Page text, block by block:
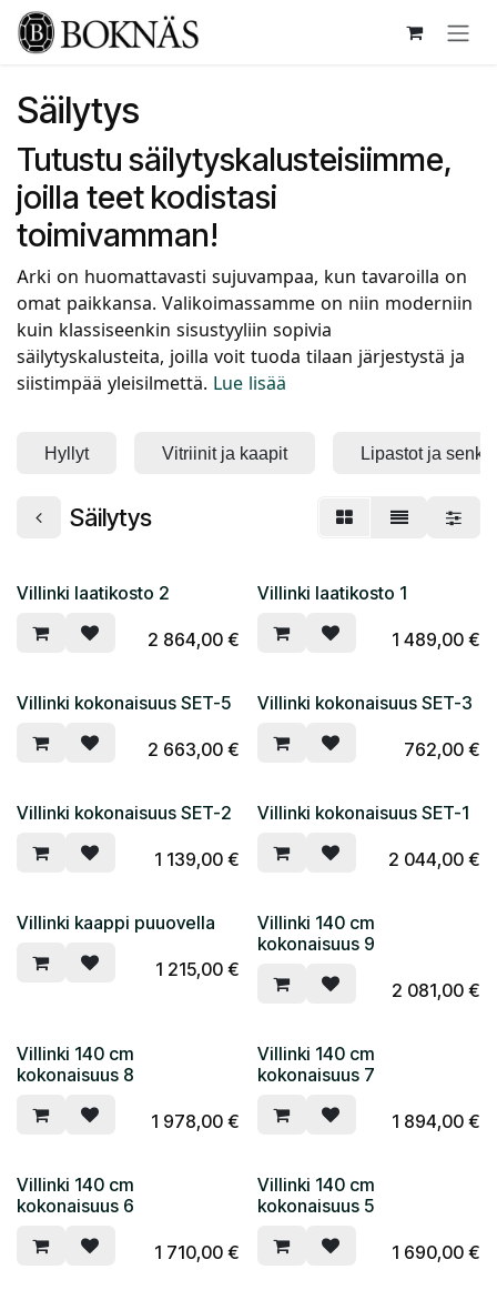
Siirry sisältöön
Säilytys
Tutustu säilytyskalusteisiimme,
joilla teet kodistasi
toimivamman!
Arki on huomattavasti sujuvampaa, kun tavaroilla on
omat paikkansa. Valikoimassamme on niin moderniin
kuin klassiseenkin sisustyyliin sopivia
säilytyskalusteita, joilla voit tuoda tilaan järjestystä ja
siistimpää yleisilmettä. Lue lisää
Hyllyt Vitriinit ja kaapit Lipastot ja senkit
Säilytys
Villinki laatikosto 2
2 864,00€
Villinki laatikosto 1
1 489,00€
Villinki kokonaisuus SET-5
2 663,00€
Villinki kokonaisuus SET-3
762,00€
Villinki kokonaisuus SET-2
1 139,00€
Villinki kokonaisuus SET-1
2 044,00€
Villinki kaappi puuovella
1 215,00€
Villinki 140 cm
kokonaisuus 9
2 081,00€
Villinki 140 cm
kokonaisuus 8
1 978,00€
Villinki 140 cm
kokonaisuus 7
1 894,00€
Villinki 140 cm
kokonaisuus 6
1 710,00€
Villinki 140 cm
kokonaisuus 5
1 690,00€